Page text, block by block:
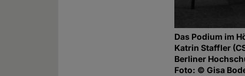
Das Podium im
Katrin Staffler
Berliner
Foto: © Gisa